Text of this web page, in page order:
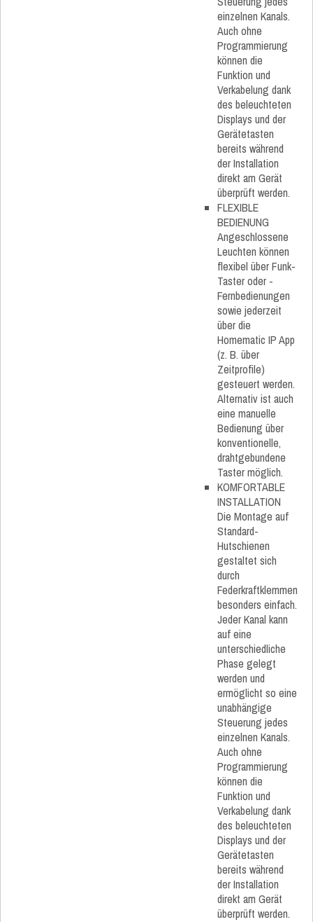
einzelnen Kanals.
Auch ohne
Programmierung
können die
Funktion und
Verkabelung dank
des beleuchteten
Displays und der
Gerätetasten
bereits während
der Installation
direkt am Gerät
überprüft werden.
FLEXIBLE
BEDIENUNG
Angeschlossene
Leuchten können
flexibel über Funk-
Taster oder -
Fernbedienungen
sowie jederzeit
über die
Homematic IP App
(z. B. über
Zeitprofile)
gesteuert werden.
Alternativ ist auch
eine manuelle
Bedienung über
konventionelle,
drahtgebundene
Taster möglich.
KOMFORTABLE
INSTALLATION
Die Montage auf
Standard-
Hutschienen
gestaltet sich
durch
Federkraftklemmen
besonders einfach.
Jeder Kanal kann
auf eine
unterschiedliche
Phase gelegt
werden und
ermöglicht so eine
unabhängige
Steuerung jedes
einzelnen Kanals.
Auch ohne
Programmierung
können die
Funktion und
Verkabelung dank
des beleuchteten
Displays und der
Gerätetasten
bereits während
der Installation
direkt am Gerät
überprüft werden.